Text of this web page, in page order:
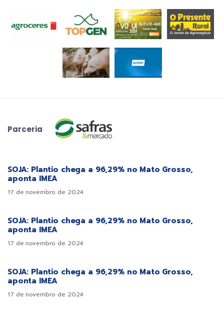
Parceria
SOJA: Plantio chega a 96,29% no Mato Grosso,
aponta IMEA
17 de novembro de 2024
SOJA: Plantio chega a 96,29% no Mato Grosso,
aponta IMEA
17 de novembro de 2024
SOJA: Plantio chega a 96,29% no Mato Grosso,
aponta IMEA
17 de novembro de 2024